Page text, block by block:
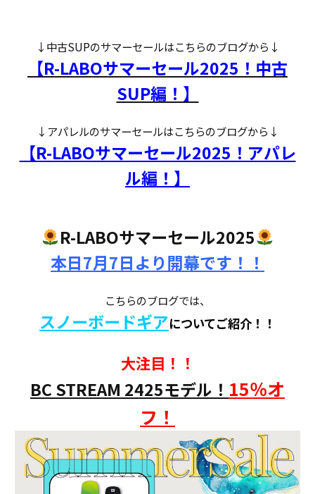
↓中古SUPのサマーセールはこちらのブログから↓
【R-LABOサマーセール2025！中古
SUP編！】
↓アパレルのサマーセールはこちらのブログから↓
【R-LABOサマーセール2025！アパレ
ル編！】
R-LABOサマーセール2025
本日7月7日より開幕です！！
こちらのブログでは、
スノーボードギアについてご紹介！！
大注目！！
BC STREAM 2425モデル！ 15％オ
フ！